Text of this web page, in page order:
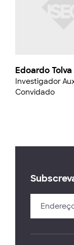
Edoardo Tolva
Investigador
Convidado